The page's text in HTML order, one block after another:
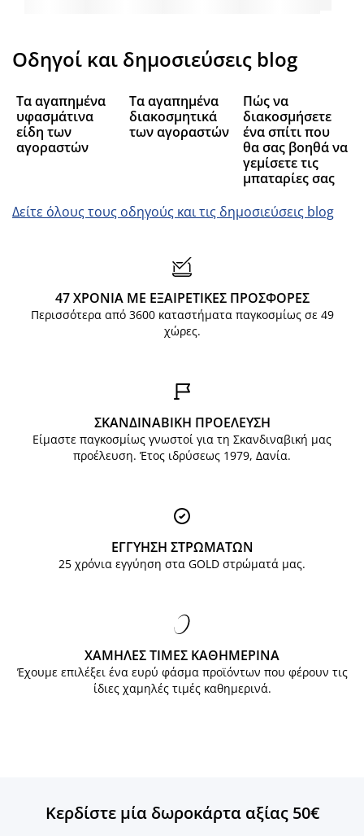
Οδηγοί και δημοσιεύσεις blog
Τα αγαπημένα
υφασμάτινα
είδη των
αγοραστών
Τα αγαπημένα
διακοσμητικά
των αγοραστών
Πώς να
διακοσμήσετε
ένα σπίτι που
θα σας βοηθά να
γεμίσετε τις
μπαταρίες σας
Δείτε όλους τους οδηγούς και τις δημοσιεύσεις blog
47 ΧΡΟΝΙΑ ΜΕ ΕΞΑΙΡΕΤΙΚΕΣ ΠΡΟΣΦΟΡΕΣ
Περισσότερα από 3600 καταστήματα παγκοσμίως σε 49
χώρες.
ΣΚΑΝΔΙΝΑΒΙΚΗ ΠΡΟΕΛΕΥΣΗ
Είμαστε παγκοσμίως γνωστοί για τη Σκανδιναβική μας
προέλευση. Έτος ιδρύσεως 1979, Δανία.
ΕΓΓΥΗΣΗ ΣΤΡΩΜΑΤΩΝ
25 χρόνια εγγύηση στα GOLD στρώματά μας.
ΧΑΜΗΛΕΣ ΤΙΜΕΣ ΚΑΘΗΜΕΡΙΝΑ
Έχουμε επιλέξει ένα ευρύ φάσμα προϊόντων που φέρουν τις
ίδιες χαμηλές τιμές καθημερινά.
Κερδίστε μία δωροκάρτα αξίας 50€